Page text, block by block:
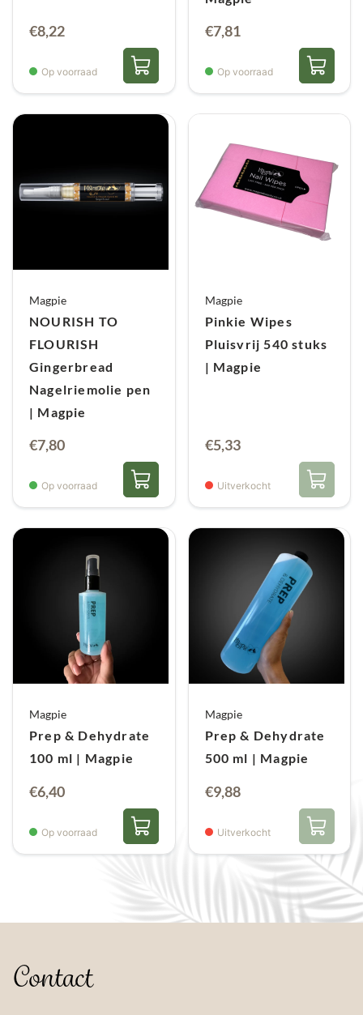
€8,22
Op voorraad
€7,81
Op voorraad
Magpie
NOURISH TO
FLOURISH
Gingerbread
Nagelriemolie pen
| Magpie
€7,80
Op voorraad
Magpie
Pinkie Wipes
Pluisvrij 540 stuks
| Magpie
€5,33
Uitverkocht
Magpie
Prep & Dehydrate
100 ml | Magpie
€6,40
Op voorraad
Magpie
Prep & Dehydrate
500 ml | Magpie
€9,88
Uitverkocht
Contact